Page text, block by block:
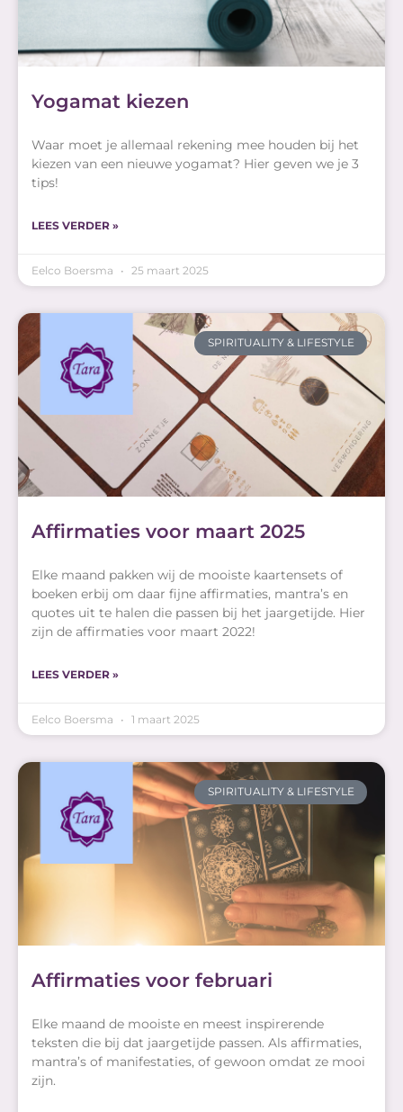
Yogamat kiezen
Waar moet je allemaal rekening mee houden bij het
kiezen van een nieuwe yogamat? Hier geven we je 3
tips!
LEES VERDER »
Eelco Boersma 25 maart 2025
SPIRITUALITY & LIFESTYLE
Affirmaties voor maart 2025
Elke maand pakken wij de mooiste kaartensets of
boeken erbij om daar fijne affirmaties, mantra’s en
quotes uit te halen die passen bij het jaargetijde. Hier
zijn de affirmaties voor maart 2022!
LEES VERDER »
Eelco Boersma 1 maart 2025
SPIRITUALITY & LIFESTYLE
Affirmaties voor februari
Elke maand de mooiste en meest inspirerende
teksten die bij dat jaargetijde passen. Als affirmaties,
mantra’s of manifestaties, of gewoon omdat ze mooi
zijn.